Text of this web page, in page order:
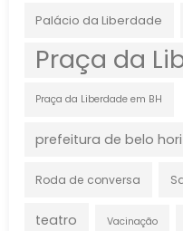
Palácio da Liberdade
Praça da
Praça da Liberdade em BH
prefeitura de belo
Roda de conversa
teatro Vacinação